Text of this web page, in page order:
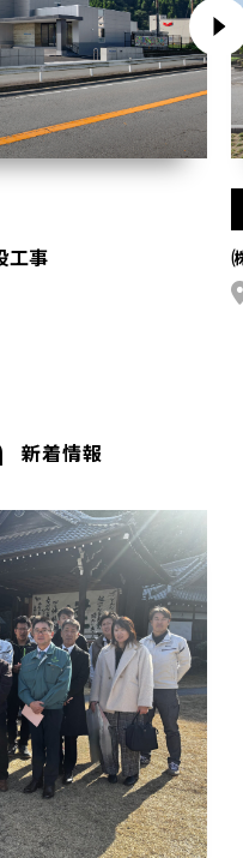
工事
新着情報